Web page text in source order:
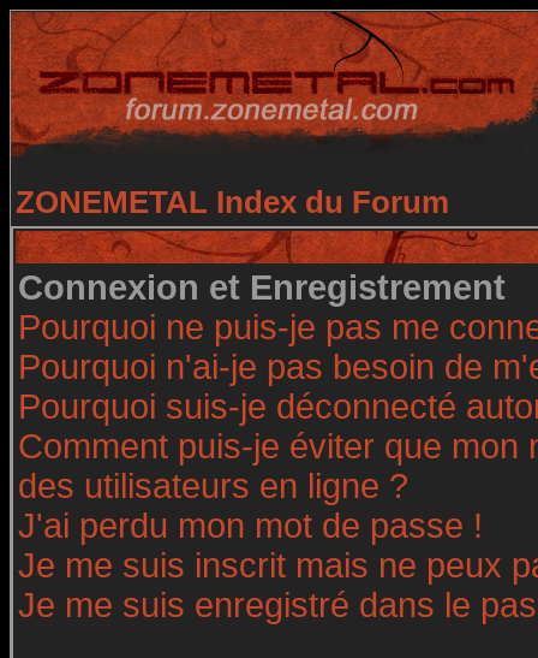
ZONEMETAL Index du Forum
Connexion et Enregistrement
Pourquoi ne puis-je pas me
Pourquoi n'ai-je pas besoin de
Pourquoi suis-je déconnecté
Comment puis-je éviter que
des utilisateurs en ligne ?
J'ai perdu mon mot de passe !
Je me suis inscrit mais ne peux
Je me suis enregistré dans le